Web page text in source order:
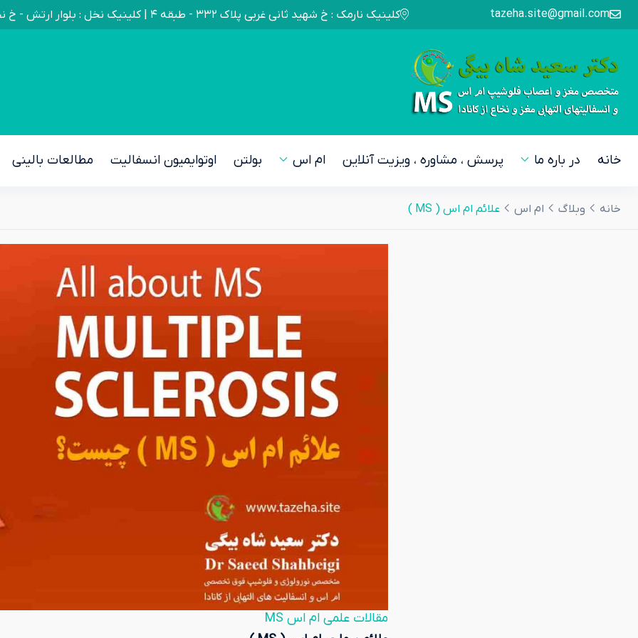
tazeha.site@gmail.com کلینیک نارمک : خ شهید ثانی غربی پلاک ۳۳۲ - طبقه ۴ | کلینیک نخل : بلوار ارتش - خ نخل - روبروی دانشگاه پیام نور - پلاک ۵ - طبقه ۶
خانه در باره ما پرسش ، مشاوره ، ویزیت آنلاین ام اس بولتن اوتوایمیون انسفالیت مطالعات بالینی
علائم ام اس ( MS ) ام اس وبلاگ خانه
مقالات علمی ام اس MS